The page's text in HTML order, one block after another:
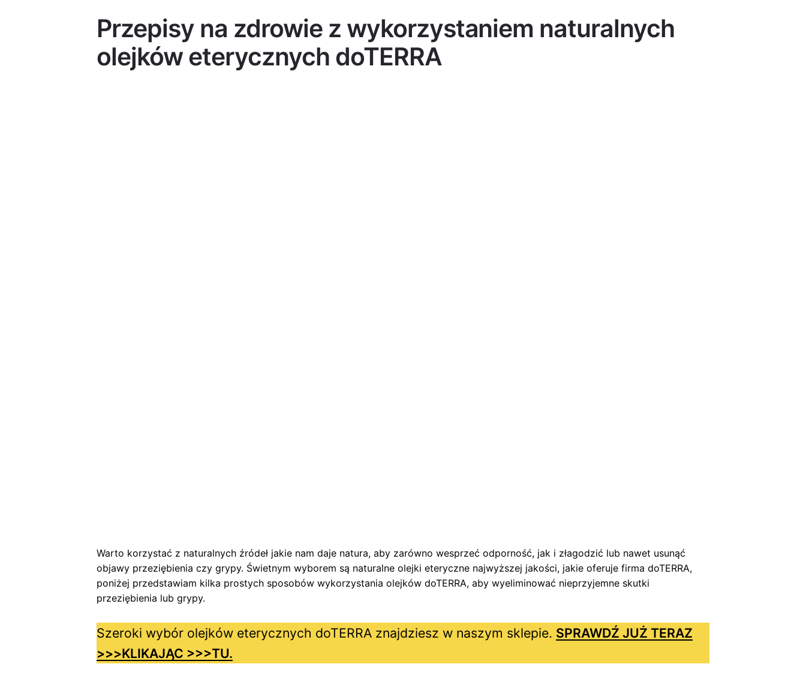
Przepisy na zdrowie z wykorzystaniem naturalnych
olejków eterycznych doTERRA
Warto korzystać z naturalnych źródeł jakie nam daje natura, aby zarówno wesprzeć odporność, jak i złagodzić lub nawet usunąć
objawy przeziębienia czy grypy. Świetnym wyborem są naturalne olejki eteryczne najwyższej jakości, jakie oferuje firma doTERRA,
poniżej przedstawiam kilka prostych sposobów wykorzystania olejków doTERRA, aby wyeliminować nieprzyjemne skutki
przeziębienia lub grypy.
Szeroki wybór olejków eterycznych doTERRA znajdziesz w naszym sklepie. SPRAWDŹ JUŻ TERAZ
>>>KLIKAJĄC >>>TU.